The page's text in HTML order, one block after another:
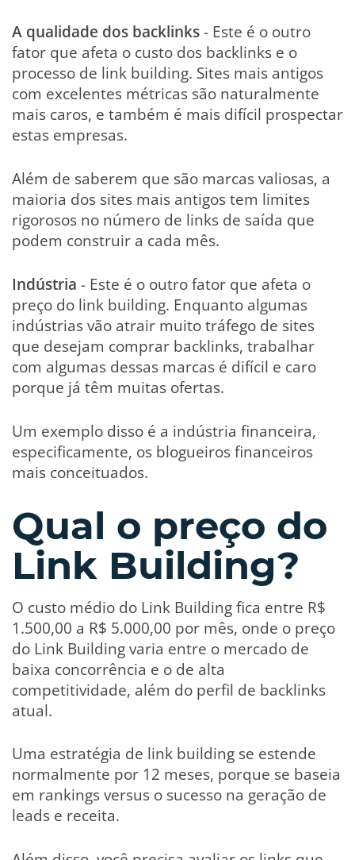
A qualidade dos backlinks- Este é o outro
fator que afeta o custo dos backlinks e o
processo de link building. Sites mais antigos
com excelentes métricas são naturalmente
mais caros, e também é mais difícil prospectar
estas empresas.
Além de saberem que são marcas valiosas, a
maioria dos sites mais antigos tem limites
rigorosos no número de links de saída que
podem construir a cada mês.
Indústria - Este é o outro fator que afeta o
preço do link building. Enquanto algumas
indústrias vão atrair muito tráfego de sites
que desejam comprar backlinks, trabalhar
com algumas dessas marcas é difícil e caro
porque já têm muitas ofertas.
Um exemplo disso é a indústria financeira,
especificamente, os blogueiros financeiros
mais conceituados.
Qual o preço do
Link Building?
O custo médio do Link Building fica entre R$
1.500,00 a R$ 5.000,00 por mês, onde o preço
do Link Building varia entre o mercado de
baixa concorrência e o de alta
competitividade, além do perfil de backlinks
atual.
Uma estratégia de link building se estende
normalmente por 12 meses, porque se baseia
em rankings versus o sucesso na geração de
leads e receita.